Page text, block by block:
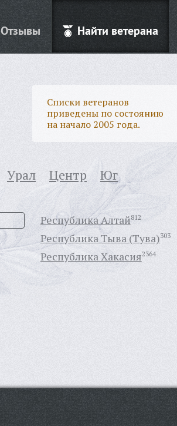
Отзывы Найти ветерана
Списки ветеранов
приведены по состоянию
на начало 2005 года.
Урал Центр Юг
Республика Алтай812
Республика Тыва (Тува)303
Республика Хакасия2364